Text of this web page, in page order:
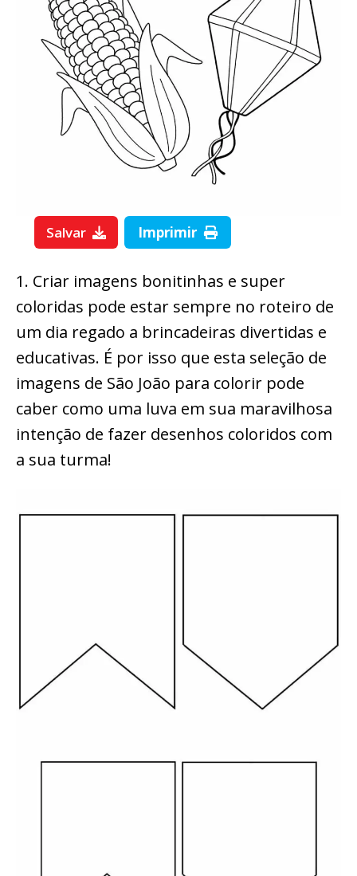
Salvar Imprimir
1. Criar imagens bonitinhas e super
coloridas pode estar sempre no roteiro de
um dia regado a brincadeiras divertidas e
educativas. É por isso que esta seleção de
imagens de São João para colorir pode
caber como uma luva em sua maravilhosa
intenção de fazer desenhos coloridos com
a sua turma!